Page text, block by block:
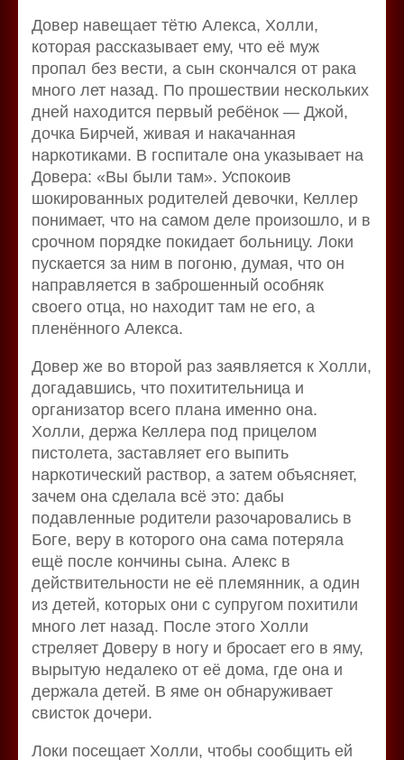
Довер навещает тётю Алекса, Холли,
которая рассказывает ему, что её муж
пропал без вести, а сын скончался от рака
много лет назад. По прошествии нескольких
дней находится первый ребёнок — Джой,
дочка Бирчей, живая и накачанная
наркотиками. В госпитале она указывает на
Довера: «Вы были там». Успокоив
шокированных родителей девочки, Келлер
понимает, что на самом деле произошло, и в
срочном порядке покидает больницу. Локи
пускается за ним в погоню, думая, что он
направляется в заброшенный особняк
своего отца, но находит там не его, а
пленённого Алекса.
Довер же во второй раз заявляется к Холли,
догадавшись, что похитительница и
организатор всего плана именно она.
Холли, держа Келлера под прицелом
пистолета, заставляет его выпить
наркотический раствор, а затем объясняет,
зачем она сделала всё это: дабы
подавленные родители разочаровались в
Боге, веру в которого она сама потеряла
ещё после кончины сына. Алекс в
действительности не её племянник, а один
из детей, которых они с супругом похитили
много лет назад. После этого Холли
стреляет Доверу в ногу и бросает его в яму,
вырытую недалеко от её дома, где она и
держала детей. В яме он обнаруживает
свисток дочери.
Локи посещает Холли, чтобы сообщить ей